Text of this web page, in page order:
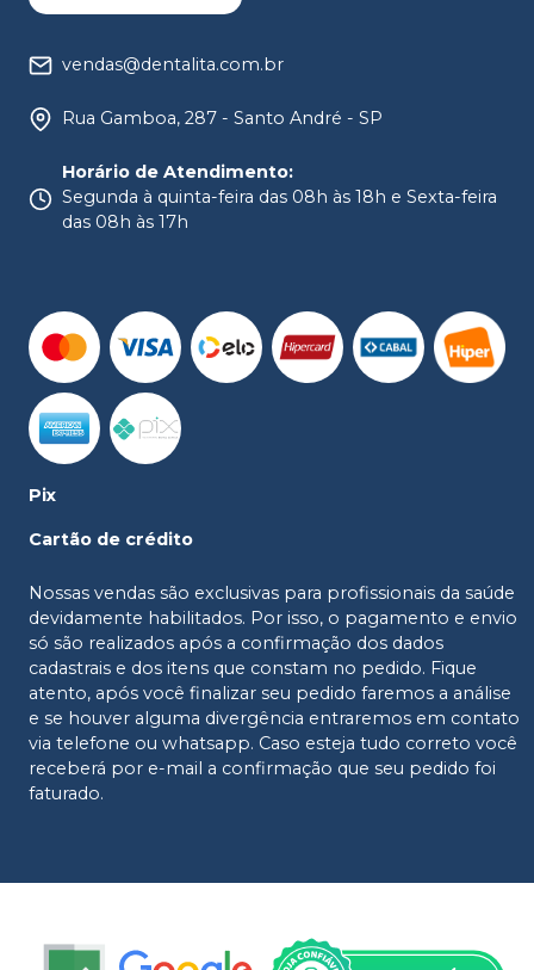
vendas@dentalita.com.br
Rua Gamboa, 287 - Santo André - SP
Horário de Atendimento:
Segunda à quinta-feira das 08h às 18h e Sexta-feira
das 08h às 17h
Pix
Cartão de crédito
Nossas vendas são exclusivas para profissionais da saúde
devidamente habilitados. Por isso, o pagamento e envio
só são realizados após a confirmação dos dados
cadastrais e dos itens que constam no pedido. Fique
atento, após você finalizar seu pedido faremos a análise
e se houver alguma divergência entraremos em contato
via telefone ou whatsapp. Caso esteja tudo correto você
receberá por e-mail a confirmação que seu pedido foi
faturado.